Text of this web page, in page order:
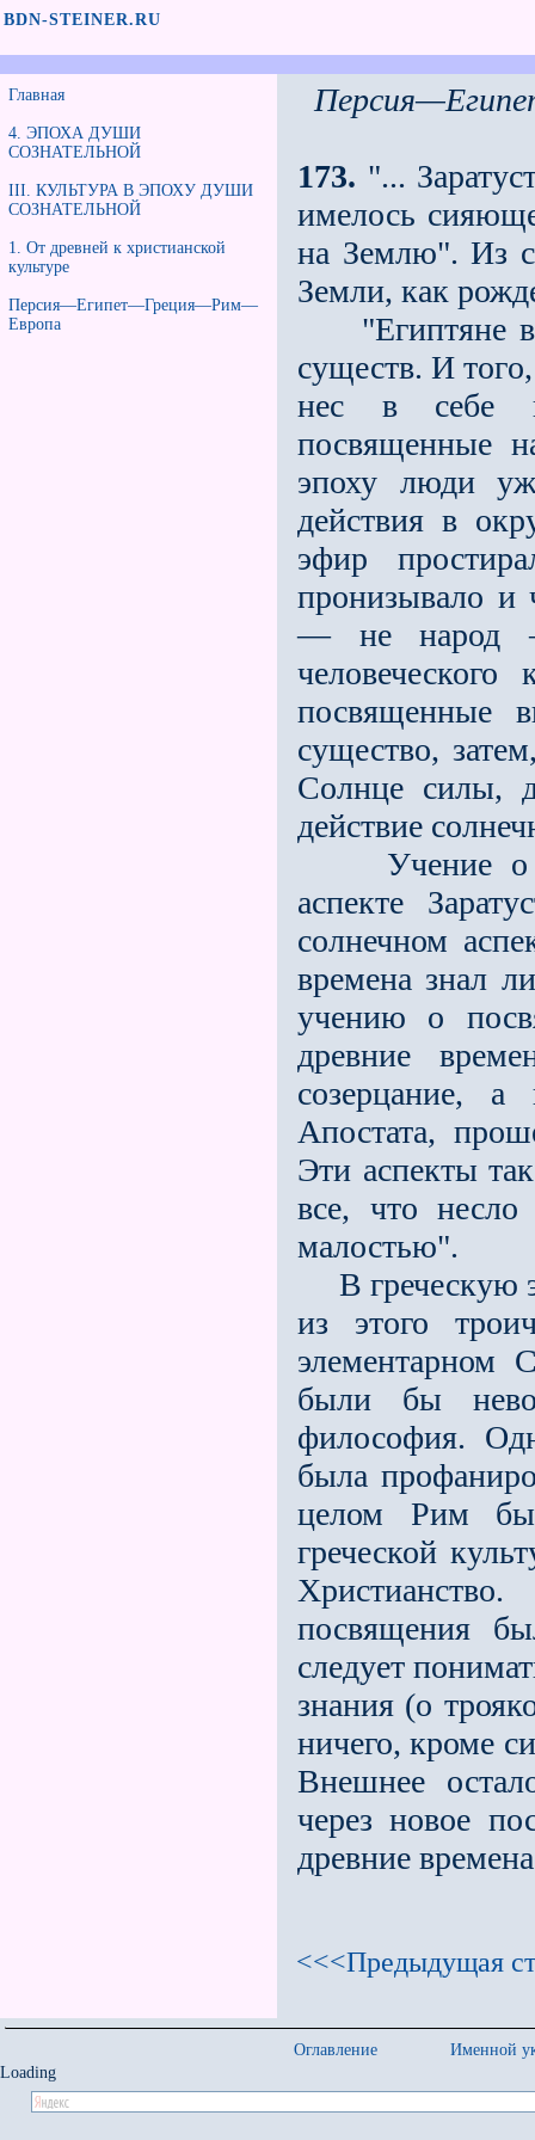
BDN-STEINER.RU
Главная
4. ЭПОХА ДУШИ
СОЗНАТЕЛЬНОЙ
III. КУЛЬТУРА В ЭПОХУ ДУШИ
СОЗНАТЕЛЬНОЙ
1. От древней к христианской
культуре
Персия—Египет—Греция—Рим—
Европа
173. "...
имелось
на Землю". Из
Земли, как
"Египтяне
существ. И
нeс в себе
посвященные
эпоху люди
действия в
эфир
пронизывало и
— не народ —
человеческого
посвященные
существо,
Солнце силы,
действие
Учение о
аспекте
солнечном
времена знал
учению о
древние
созерцание,
Апостата,
Эти аспекты
всe, что несло
малостью".
В греческую
из этого
элементарном
были бы
философия.
была
целом Рим
греческой
посвящения
следует
знания (о
ничего, кроме
Внешнее
через новое
древние
<<<Предыдущая
Оглавление
Именной
Loading